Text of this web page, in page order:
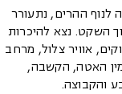
לנוף ההרים, נתעורר
השקט. נצא להיכרות
אוויר צלול, מרחב
האטה, הקשבה,
והקבוצה.